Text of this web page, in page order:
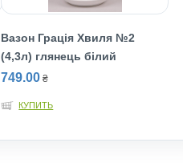
Вазон Грація Хвиля №2
(4,3л) глянець білий
749.00 ₴
КУПИТЬ